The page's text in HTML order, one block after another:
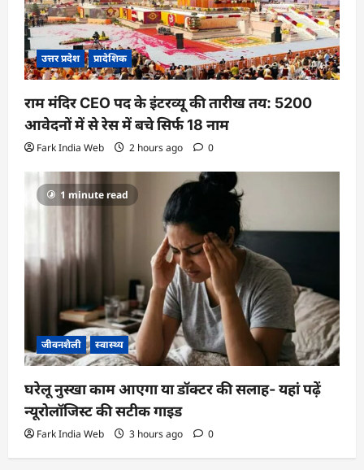
उत्तर प्रदेश प्रादेशिक
राम मंदिर CEO पद के इंटरव्यू की तारीख तय: 5200
आवेदनों में से रेस में बचे सिर्फ 18 नाम
Fark India Web 2 hours ago 0
1 minute read
जीवनशैली स्वास्थ्य
घरेलू नुस्खा काम आएगा या डॉक्टर की सलाह- यहां पढ़ें
न्यूरोलॉजिस्ट की सटीक गाइड
Fark India Web 3 hours ago 0